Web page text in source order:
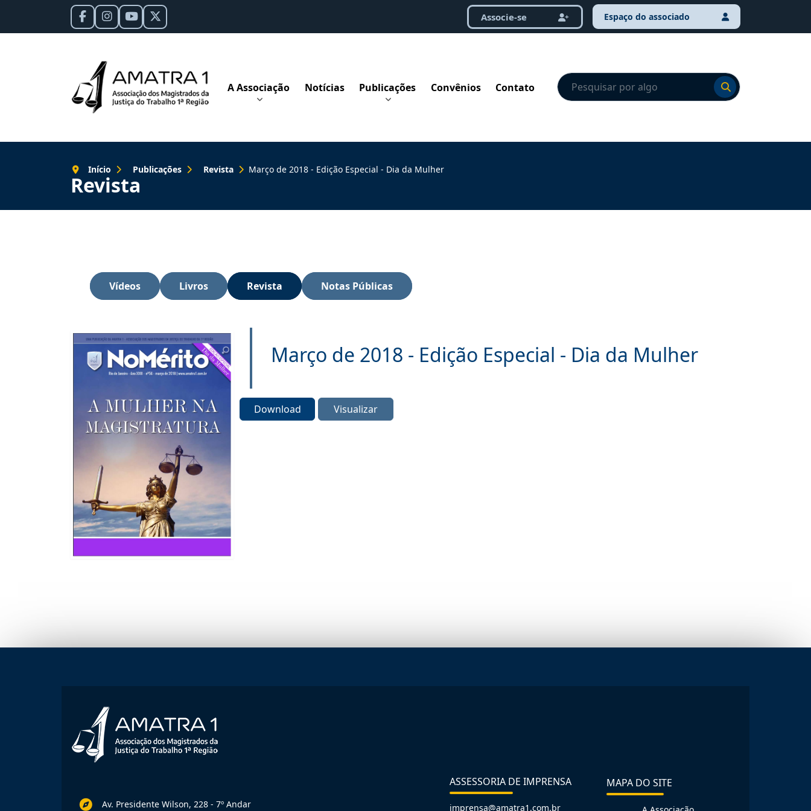
Espaço do associado
Associe-se
A Associação Notícias Publicações Convênios Contato
Ir para o resultado
Ir para o resultado
Revista
Início Publicações Revista Março de 2018 - Edição Especial - Dia da Mulher
Vídeos Livros Revista Notas Públicas
Março de 2018 - Edição Especial - Dia da Mulher
Download Visualizar
Av. Presidente Wilson, 228 - 7º Andar
ASSESSORIA DE IMPRENSA
imprensa@amatra1.com.br
MAPA DO SITE